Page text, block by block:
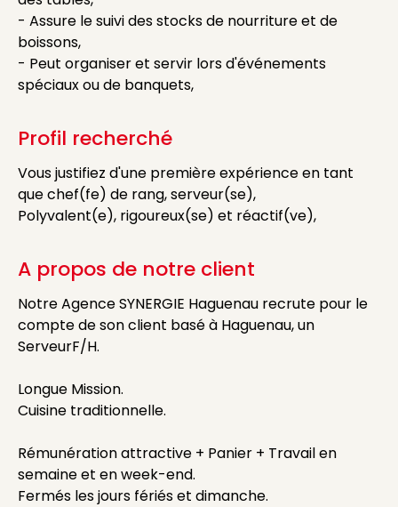
- Assure le suivi des stocks de nourriture et de
boissons,
- Peut organiser et servir lors d'événements
spéciaux ou de banquets,
Profil recherché
Vous justifiez d'une première expérience en tant
que chef(fe) de rang, serveur(se),
Polyvalent(e), rigoureux(se) et réactif(ve),
A propos de notre client
Notre Agence SYNERGIE Haguenau recrute pour le
compte de son client basé à Haguenau, un
ServeurF/H.
Longue Mission.
Cuisine traditionnelle.
Rémunération attractive + Panier + Travail en
semaine et en week-end.
Fermés les jours fériés et dimanche.